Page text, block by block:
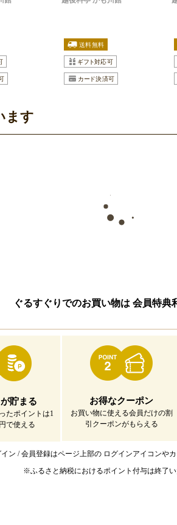
ます
ぐるすぐりでのお買い物は 会員特典
貯まる
たポイントは1
で使える
お得なクーポン
お買い物に使える会員だけの割
引クーポンがもらえる
ン / 会員登録はページ上部の ログインアイコンや
※ふるさと納税におけるポイント付与は終了い